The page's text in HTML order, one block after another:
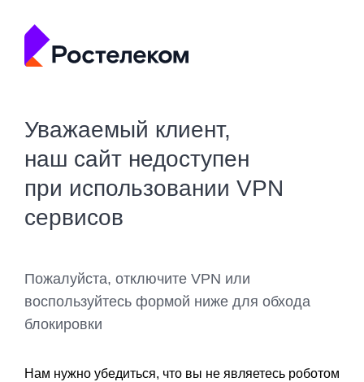
Уважаемый клиент,
наш сайт недоступен
при использовании VPN
сервисов
Пожалуйста, отключите VPN или
воспользуйтесь формой ниже для обхода
блокировки
Нам нужно убедиться, что вы не являетесь роботом